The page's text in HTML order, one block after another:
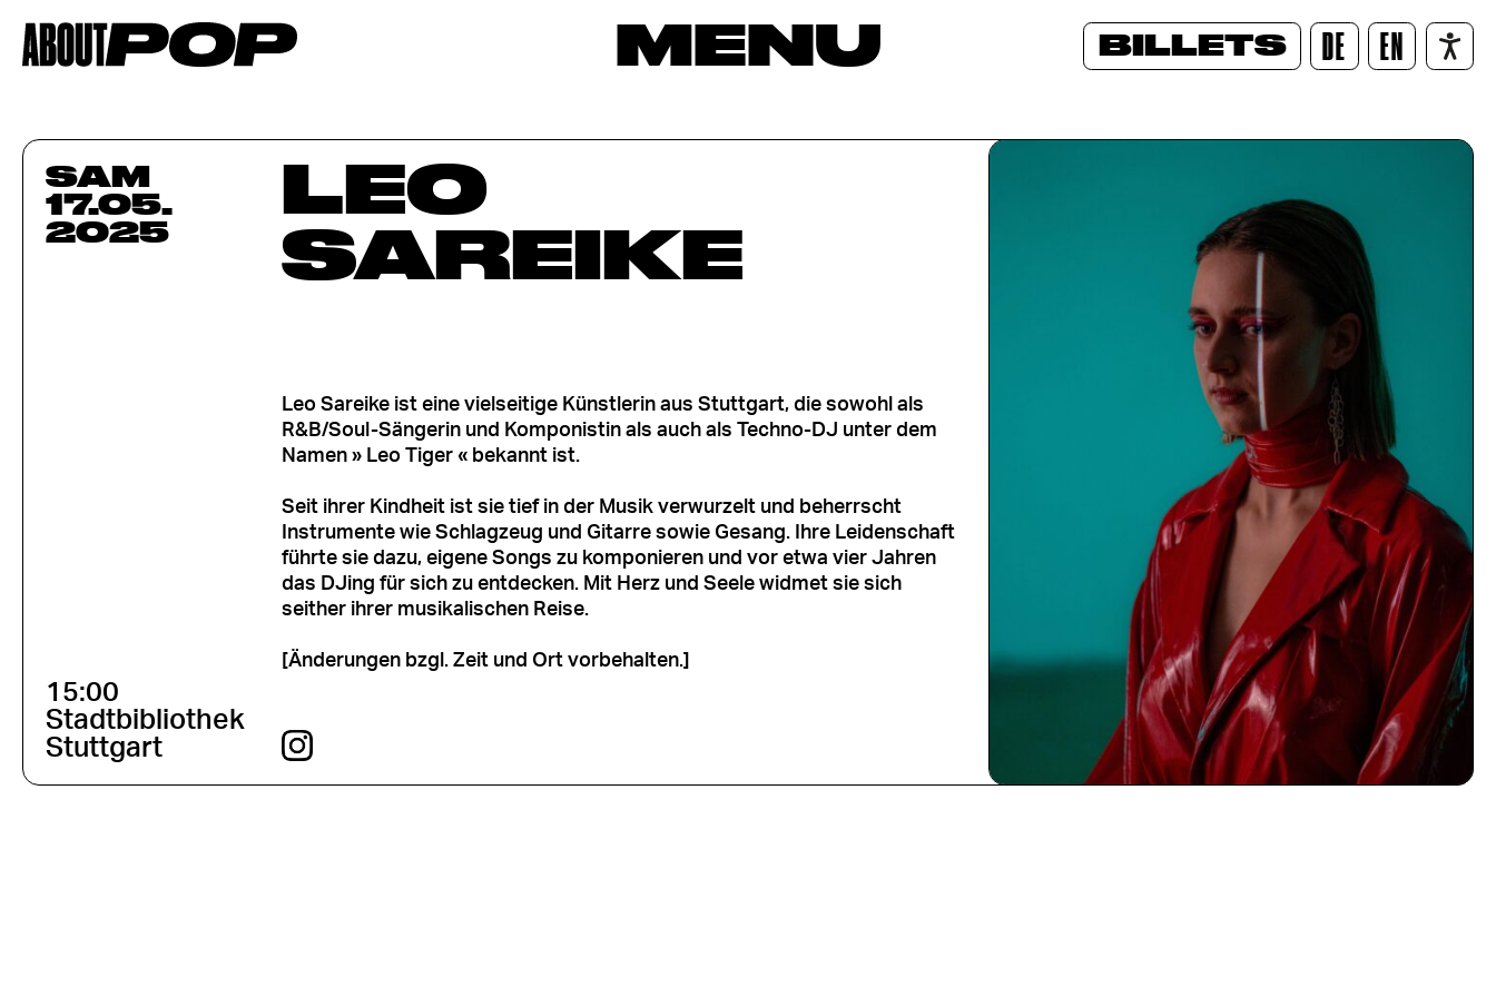
MENU BILLETS DE EN
SAM
17.05.
2025
15:00
Stadtbibliothek
Stuttgart
LEO
SAREIKE
Leo Sareike ist eine vielseitige Künstlerin aus Stuttgart, die sowohl als
R&B/Soul-Sängerin und Komponistin als auch als Techno-DJ unter dem
Namen » Leo Tiger « bekannt ist.
Seit ihrer Kindheit ist sie tief in der Musik verwurzelt und beherrscht
Instrumente wie Schlagzeug und Gitarre sowie Gesang. Ihre Leidenschaft
führte sie dazu, eigene Songs zu komponieren und vor etwa vier Jahren
das DJing für sich zu entdecken. Mit Herz und Seele widmet sie sich
seither ihrer musikalischen Reise.
[Änderungen bzgl. Zeit und Ort vorbehalten.]